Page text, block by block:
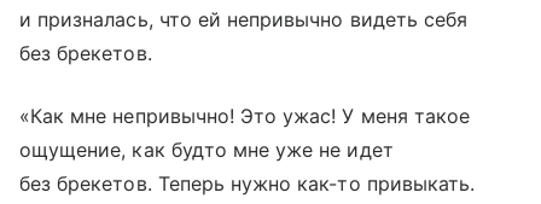
и призналась, что ей непривычно видеть себя
без брекетов.
«Как мне непривычно! Это ужас! У меня такое
ощущение, как будто мне уже не идет
без брекетов. Теперь нужно как-то привыкать.